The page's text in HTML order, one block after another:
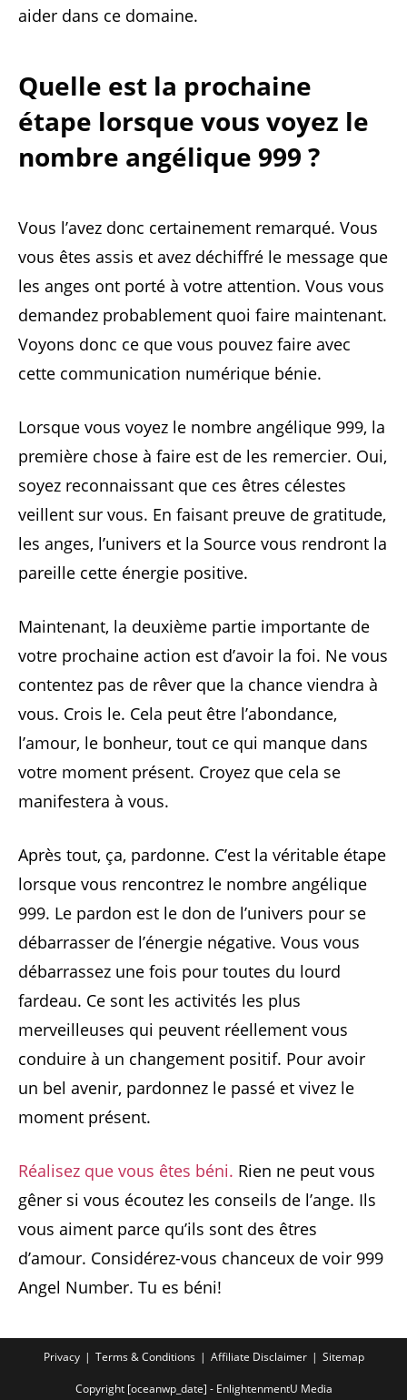
aider dans ce domaine.
Quelle est la prochaine
étape lorsque vous voyez le
nombre angélique 999 ?
Vous l’avez donc certainement remarqué. Vous
vous êtes assis et avez déchiffré le message que
les anges ont porté à votre attention. Vous vous
demandez probablement quoi faire maintenant.
Voyons donc ce que vous pouvez faire avec
cette communication numérique bénie.
Lorsque vous voyez le nombre angélique 999, la
première chose à faire est de les remercier. Oui,
soyez reconnaissant que ces êtres célestes
veillent sur vous. En faisant preuve de gratitude,
les anges, l’univers et la Source vous rendront la
pareille cette énergie positive.
Maintenant, la deuxième partie importante de
votre prochaine action est d’avoir la foi. Ne vous
contentez pas de rêver que la chance viendra à
vous. Crois le. Cela peut être l’abondance,
l’amour, le bonheur, tout ce qui manque dans
votre moment présent. Croyez que cela se
manifestera à vous.
Après tout, ça, pardonne. C’est la véritable étape
lorsque vous rencontrez le nombre angélique
999. Le pardon est le don de l’univers pour se
débarrasser de l’énergie négative. Vous vous
débarrassez une fois pour toutes du lourd
fardeau. Ce sont les activités les plus
merveilleuses qui peuvent réellement vous
conduire à un changement positif. Pour avoir
un bel avenir, pardonnez le passé et vivez le
moment présent.
Réalisez que vous êtes béni. Rien ne peut vous
gêner si vous écoutez les conseils de l’ange. Ils
vous aiment parce qu’ils sont des êtres
d’amour. Considérez-vous chanceux de voir 999
Angel Number. Tu es béni!
Privacy Terms & Conditions Affiliate Disclaimer Sitemap
Copyright [oceanwp_date] - EnlightenmentU Media